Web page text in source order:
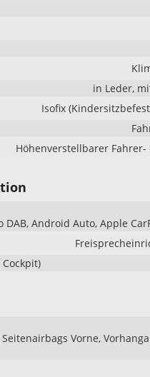
in Leder,
Isofix
Höhenverstellbarer
Android Auto, Apple
Vorne,